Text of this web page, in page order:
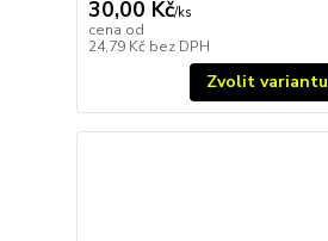
30,00 Kč/ks
cena od
24,79 Kč bez DPH
Zvolit variantu